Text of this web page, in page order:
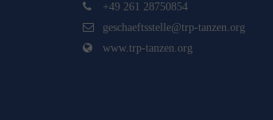
+49 261 28750854
geschaeftsstelle@trp-tanzen.org
www.trp-tanzen.org